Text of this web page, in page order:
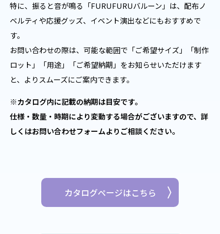
特に、振ると音が鳴る「FURUFURUバルーン」は、配布ノ
ベルティや応援グッズ、イベント演出などにもおすすめで
す。
お問い合わせの際は、可能な範囲で「ご希望サイズ」「制作
ロット」「用途」「ご希望納期」をお知らせいただけます
と、よりスムーズにご案内できます。
※カタログ内に記載の納期は目安です。
仕様・数量・時期により変動する場合がございますので、詳
しくはお問い合わせフォームよりご相談ください。
カタログページはこちら